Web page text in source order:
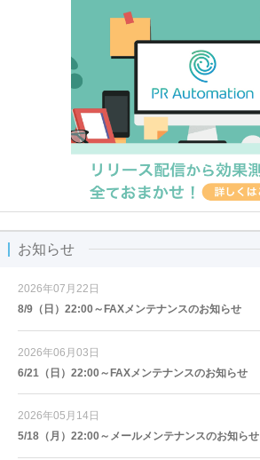
お知らせ
2026年07月22日
8/9（日）22:00～FAXメンテナンスのお知らせ
2026年06月03日
6/21（日）22:00～FAXメンテナンスのお知らせ
2026年05月14日
5/18（月）22:00～メールメンテナンスのお知らせ